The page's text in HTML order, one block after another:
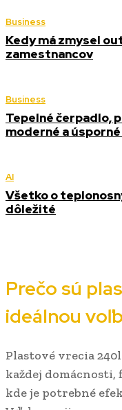
Business
Kedy má zmysel
zamestnancov
Business
Tepelné čerpadlo,
moderné a
AI
Všetko o
dôležité
Prečo sú
ideálnou
Plastové vrecia
každej
kde je potrebné